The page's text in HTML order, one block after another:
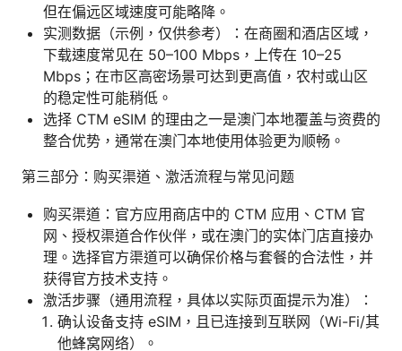
但在偏远区域速度可能略降。
实测数据（示例，仅供参考）：在商圈和酒店区域，
下载速度常见在 50–100 Mbps，上传在 10–25
Mbps；在市区高密场景可达到更高值，农村或山区
的稳定性可能稍低。
选择 CTM eSIM 的理由之一是澳门本地覆盖与资费的
整合优势，通常在澳门本地使用体验更为顺畅。
第三部分：购买渠道、激活流程与常见问题
购买渠道：官方应用商店中的 CTM 应用、CTM 官
网、授权渠道合作伙伴，或在澳门的实体门店直接办
理。选择官方渠道可以确保价格与套餐的合法性，并
获得官方技术支持。
激活步骤（通用流程，具体以实际页面提示为准）：
确认设备支持 eSIM，且已连接到互联网（Wi-Fi/其
他蜂窝网络）。